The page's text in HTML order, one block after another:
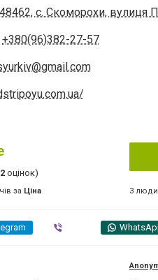
48462, с. Скоморохи, вулиця
+380(96)382-27-57
оцінок)
за Ціна 3